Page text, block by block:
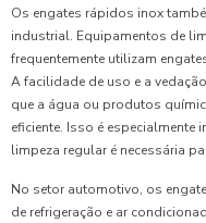
Os engates rápidos inox
industrial. Equipamentos de
frequentemente utilizam
A facilidade de uso e a
que a água ou produtos
eficiente. Isso é
limpeza regular é necessária
No setor automotivo, os
de refrigeração e ar